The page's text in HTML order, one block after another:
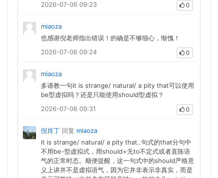
2026-07-06 09:23
0
miaoza
也感谢倪老师指出错误！的确是不够细心，惭愧！
2026-07-06 09:24
0
miaoza
多请教一句it is strange/ natural/ a pity that可以使用
be型虚拟吗？还是只能使用should型虚拟？
2026-07-06 09:31
0
倪肖丁 回复 miaoza
it is strange/ natural/ a pity that..句式的that分句中
不用be-型虚拟式，用should+无to不定式或者直陈语
气的正常时态。顺便提醒，这一句式中的should严格意
义上讲并不是虚拟语气，因为它并非表示非真实，而是